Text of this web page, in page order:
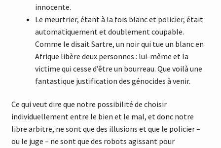
innocente.
Le meurtrier, étant à la fois blanc et policier, était
automatiquement et doublement coupable.
Comme le disait Sartre, un noir qui tue un blanc en
Afrique libère deux personnes : lui-même et la
victime qui cesse d’être un bourreau. Que voilà une
fantastique justification des génocides à venir.
Ce qui veut dire que notre possibilité de choisir
individuellement entre le bien et le mal, et donc notre
libre arbitre, ne sont que des illusions et que le policier –
ou le juge – ne sont que des robots agissant pour